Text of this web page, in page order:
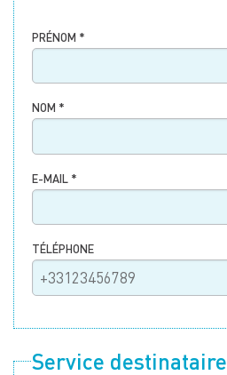
PRÉNOM *
NOM *
E-MAIL *
TÉLÉPHONE
Service destinataire